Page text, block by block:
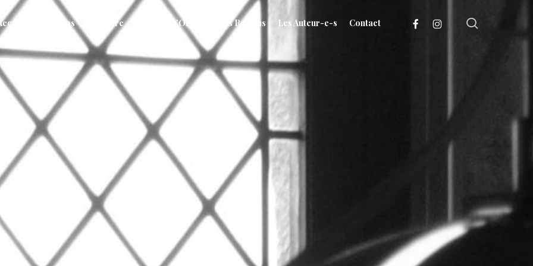
Le Corps La Lettre L’Oreille Les Raisons Les Auteur-e-s Contact facebookinstagram